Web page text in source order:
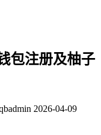
包注册及柚子
2026-04-09